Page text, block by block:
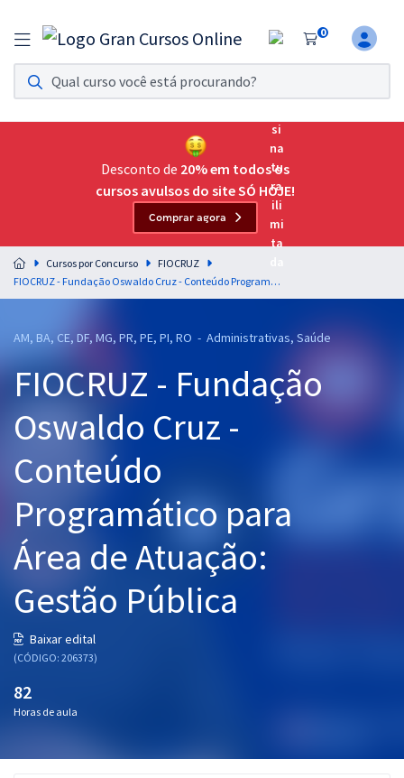
0
Assinatura Ilimitada 11
Acesso a todos os cursos. Teste grátis por 7 dias!
Assinatura OAB Até Passar
Acesso ilimitado a toda preparação para o Exame da
Residências Multiprofissionais
Preparação completa e intensiva para as principais
residências em saúde do Brasil
Cursos 20% OFF
Pós
Graduação
OAB
Mentorias
Questões grátis
Blog
Aprovados
Desconto de 20% em todos os
cursos avulsos do site SÓ HOJE!
Comprar agora
Cursos por Concurso
FIOCRUZ
FIOCRUZ - Fundação Oswaldo Cruz - Conteúdo Programático para Área de Atuação: Gestão Pública
AM, BA, CE, DF, MG, PR, PE, PI, RO - Administrativas, Saúde
FIOCRUZ - Fundação
Oswaldo Cruz -
Conteúdo
Programático para
Área de Atuação:
Gestão Pública
Baixar edital
(CÓDIGO: 206373)
82
Horas de aula